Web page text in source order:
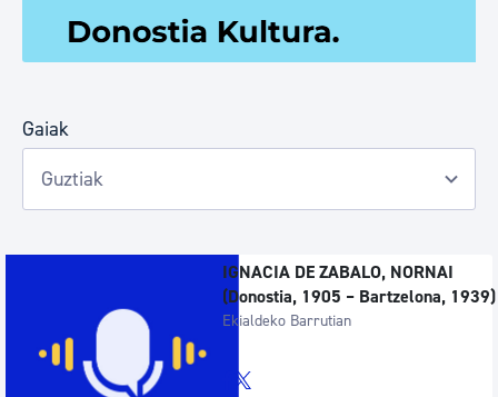
Gaiak
IGNACIA DE ZABALO, NORNAI
(Donostia, 1905 – Bartzelona, 1939)
Ekialdeko Barrutian